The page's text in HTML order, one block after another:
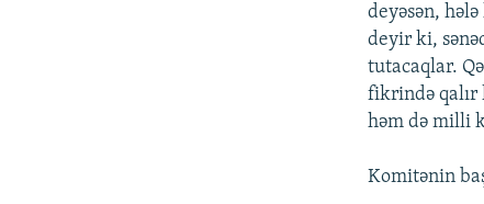
deyəsən,
deyir ki,
tutacaqlar.
fikrində qalır
həm də milli
Komitənin